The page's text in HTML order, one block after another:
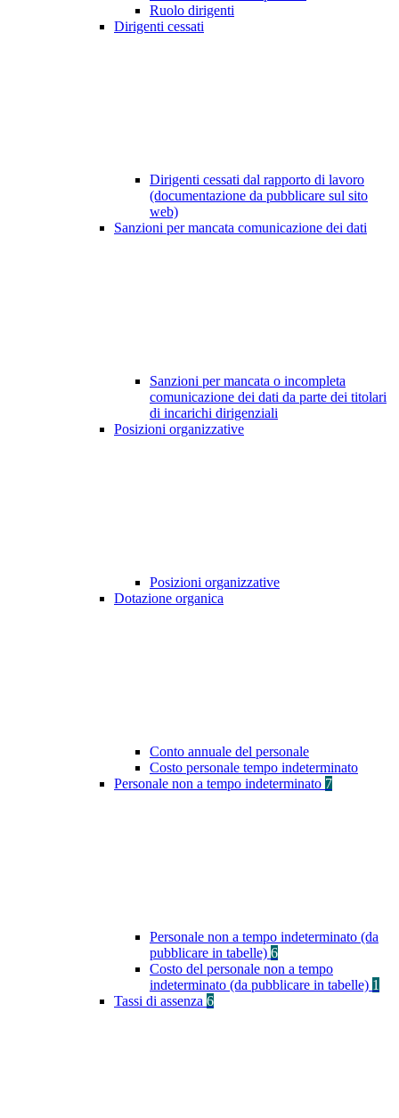
Ruolo dirigenti
Dirigenti cessati
Dirigenti cessati dal rapporto di lavoro
(documentazione da pubblicare sul sito
web)
Sanzioni per mancata comunicazione dei dati
Sanzioni per mancata o incompleta
comunicazione dei dati da parte dei titolari
di incarichi dirigenziali
Posizioni organizzative
Posizioni organizzative
Dotazione organica
Conto annuale del personale
Costo personale tempo indeterminato
Personale non a tempo indeterminato 7
Personale non a tempo indeterminato (da
pubblicare in tabelle) 6
Costo del personale non a tempo
indeterminato (da pubblicare in tabelle) 1
Tassi di assenza 6